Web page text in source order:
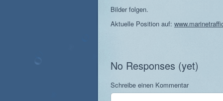
Bilder folgen.
Aktuelle Position auf:
No Responses (yet)
Schreibe einen Kommentar